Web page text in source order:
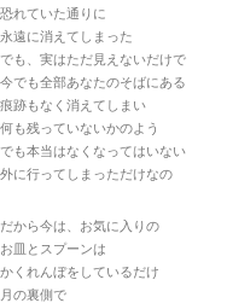
恐れていた通りに
永遠に消えてしまった
でも、実はただ見えないだけで
今でも全部あなたのそばにある
痕跡もなく消えてしまい
何も残っていないかのよう
でも本当はなくなってはいない
外に行ってしまっただけなの
だから今は、お気に入りの
お皿とスプーンは
かくれんぼをしているだけ
月の裏側で